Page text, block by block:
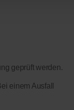
geprüft werden.
einem Ausfall